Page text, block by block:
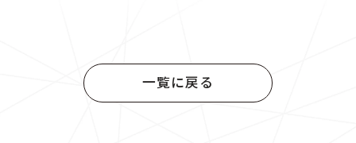
官公庁発注 設計・施工管理業務
一覧に戻る